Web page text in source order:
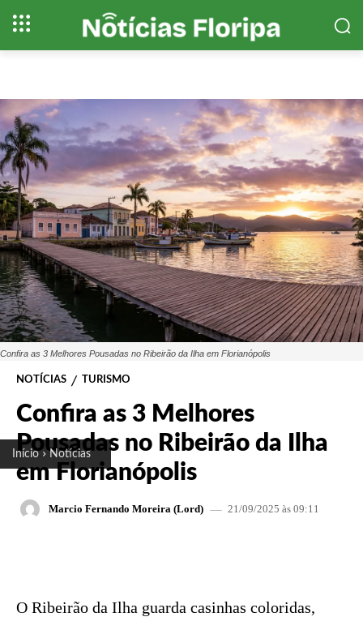
Início Notícias
Confira as 3 Melhores Pousadas no Ribeirão da Ilha em Florianópolis
NOTÍCIAS TURISMO
Confira as 3 Melhores
Pousadas no Ribeirão da Ilha
em Florianópolis
Marcio Fernando Moreira (Lord) 21/09/2025 às 09:11
O Ribeirão da Ilha guarda casinhas coloridas,